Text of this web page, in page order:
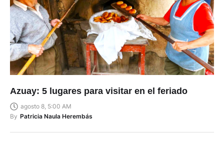
Azuay: 5 lugares para visitar en el feriado
agosto 8, 5:00 AM
By Patricia Naula Herembás